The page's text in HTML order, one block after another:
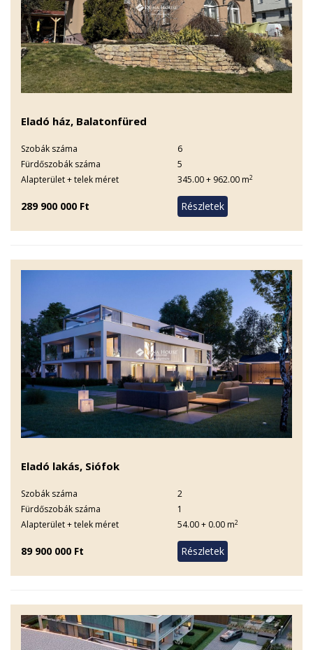
Eladó ház, Balatonfüred
Szobák száma
6
Fürdőszobák száma
5
Alapterület + telek méret
345.00 + 962.00 m2
289 900 000 Ft
Eladó lakás, Siófok
Szobák száma
2
Fürdőszobák száma
1
Alapterület + telek méret
54.00 + 0.00 m2
89 900 000 Ft